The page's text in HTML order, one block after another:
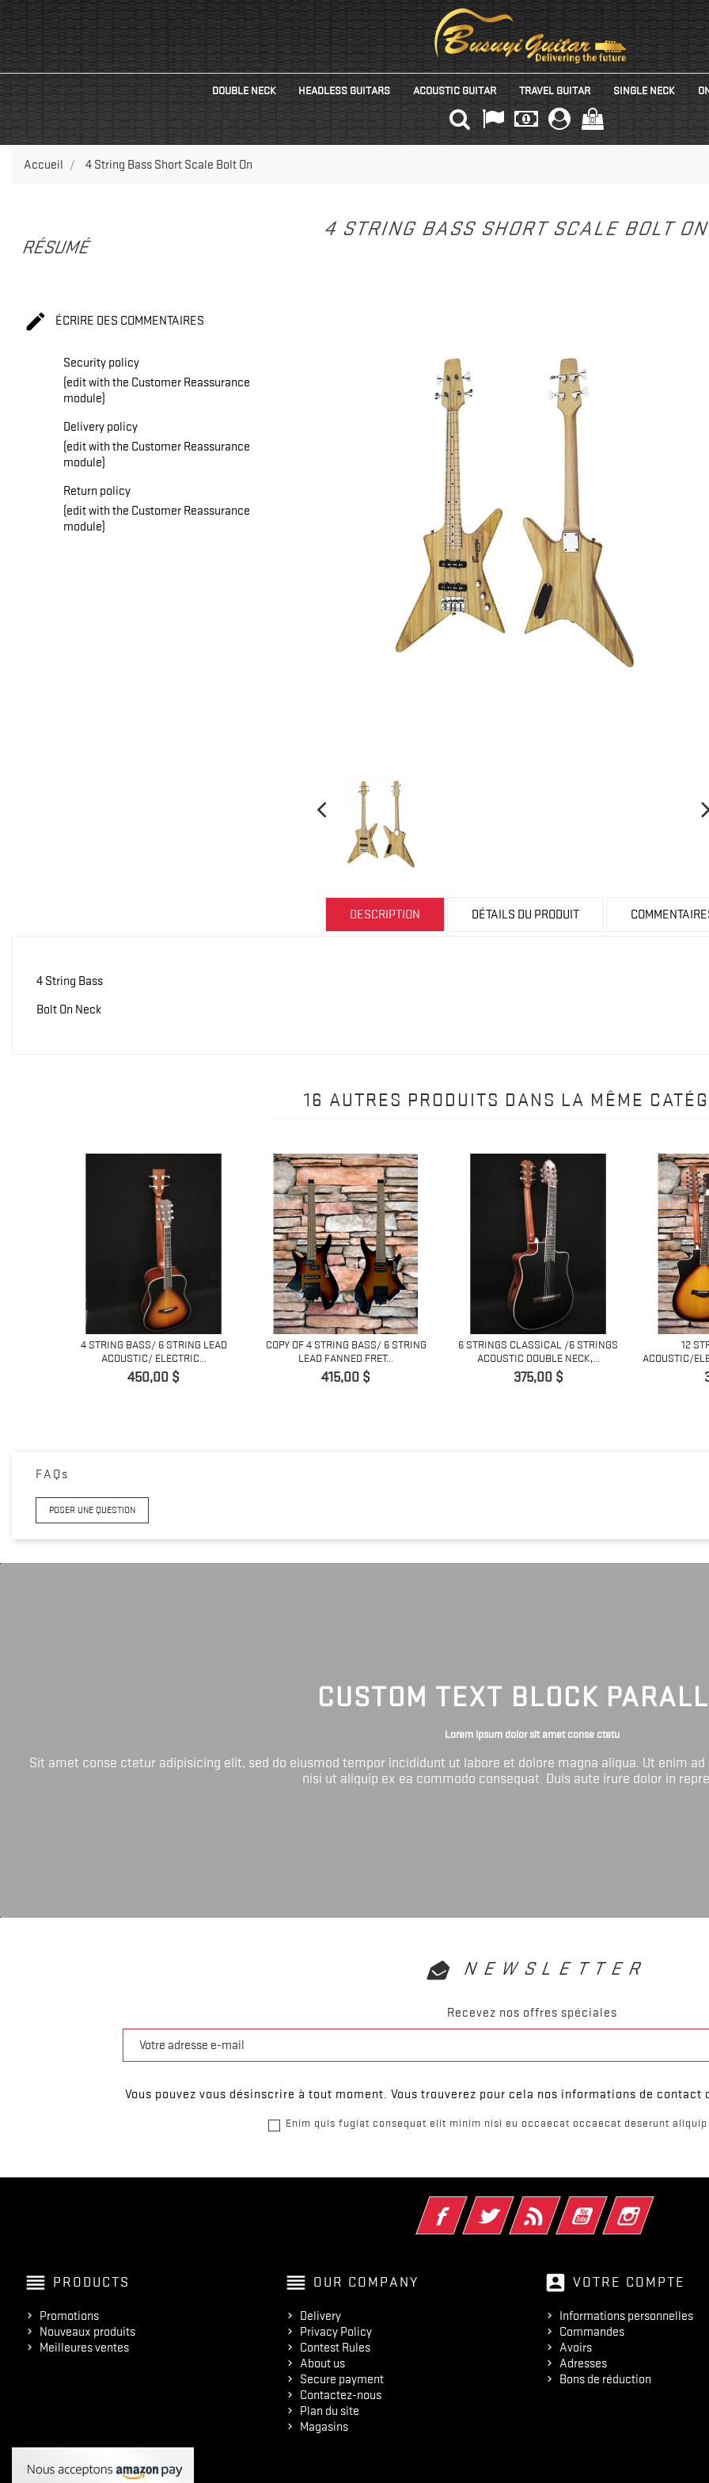
DOUBLE NECK HEADLESS GUITARS ACOUSTIC GUITAR TRAVEL GUITAR SINGLE NECK
(0)
Accueil 4 String Bass Short Scale Bolt On
RÉSUMÉ
 ÉCRIRE DES COMMENTAIRES
Security policy
(edit with the Customer Reassurance
module)
Delivery policy
(edit with the Customer Reassurance
module)
Return policy
(edit with the Customer Reassurance
module)
4 STRING BASS SHORT SCALE BOLT
DESCRIPTION DÉTAILS DU PRODUIT
4 String Bass
Bolt On Neck
16 AUTRES PRODUITS DANS LA MÊME
4 STRING BASS/ 6 STRING LEAD
ACOUSTIC/ ELECTRIC...
Prix
450,00 $
COPY OF 4 STRING BASS/ 6 STRING
LEAD FANNED FRET...
Prix
415,00 $
6 STRINGS CLASSICAL /6 STRINGS
ACOUSTIC DOUBLE NECK,...
Prix
375,00 $
12
ACOUSTIC/
FAQs
POSER UNE QUESTION
CUSTOM TEXT BLOCK
Lorem ipsum dolor sit amet conse ctetu
Sit amet conse ctetur adipisicing elit, sed do eiusmod tempor incididunt ut labore et dolore magna aliqua. Ut enim
nisi ut aliquip ex ea commodo consequat. Duis aute irure dolor in
NEWSLETTER
Recevez nos offres spéciales
Vous pouvez vous désinscrire à tout moment. Vous trouverez pour cela nos informations de
Enim quis fugiat consequat elit minim nisi eu occaecat occaecat deserunt
FacebookTwitter Rss YouTube Instagram
reorder PRODUCTS
Promotions
Nouveaux produits
Meilleures ventes
reorder OUR COMPANY
Delivery
Privacy Policy
Contest Rules
About us
Secure payment
Contactez-nous
Plan du site
Magasins
account_box VOTRE COMPTE
Informations personnelles
Commandes
Avoirs
Adresses
Bons de réduction